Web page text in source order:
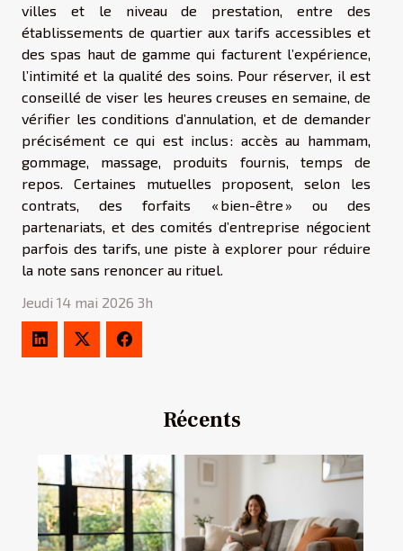
villes et le niveau de prestation, entre des
établissements de quartier aux tarifs accessibles et
des spas haut de gamme qui facturent l’expérience,
l’intimité et la qualité des soins. Pour réserver, il est
conseillé de viser les heures creuses en semaine, de
vérifier les conditions d’annulation, et de demander
précisément ce qui est inclus : accès au hammam,
gommage, massage, produits fournis, temps de
repos. Certaines mutuelles proposent, selon les
contrats, des forfaits « bien-être » ou des
partenariats, et des comités d’entreprise négocient
parfois des tarifs, une piste à explorer pour réduire
la note sans renoncer au rituel.
Jeudi 14 mai 2026 3h
Récents